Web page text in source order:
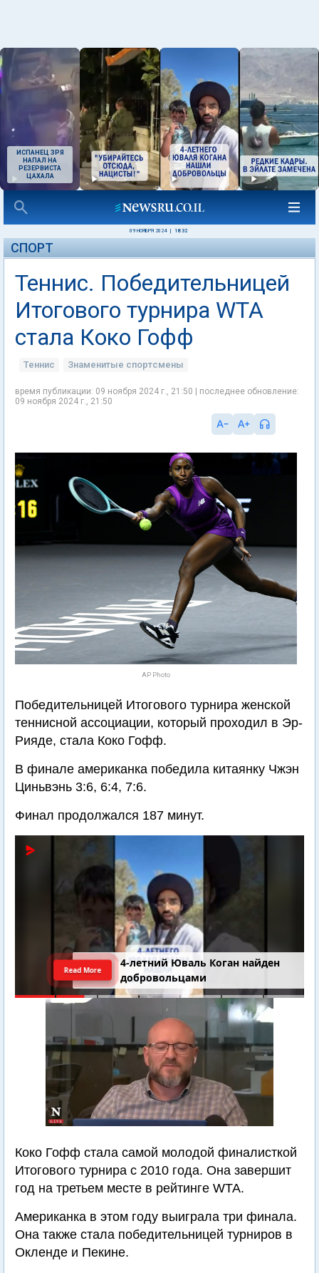
ИСПАНЕЦ ЗРЯ
НАПАЛ НА
РЕЗЕРВИСТА
ЦАХАЛА
09 НОЯБРЯ 2024 18:32
СПОРТ
Теннис. Победительницей
Итогового турнира WTA
стала Коко Гофф
Теннис Знаменитые спортсмены
время публикации: 09 ноября 2024 г., 21:50 | последнее обновление:
09 ноября 2024 г., 21:50
AP Photo
Победительницей Итогового турнира женской
теннисной ассоциации, который проходил в Эр-
Рияде, стала Коко Гофф.
В финале американка победила китаянку Чжэн
Циньвэнь 3:6, 6:4, 7:6.
Финал продолжался 187 минут.
4-летний Юваль Коган найден
добровольцами
Read More
Коко Гофф стала самой молодой финалисткой
Итогового турнира с 2010 года. Она завершит
год на третьем месте в рейтинге WTA.
Американка в этом году выиграла три финала.
Она также стала победительницей турниров в
Окленде и Пекине.